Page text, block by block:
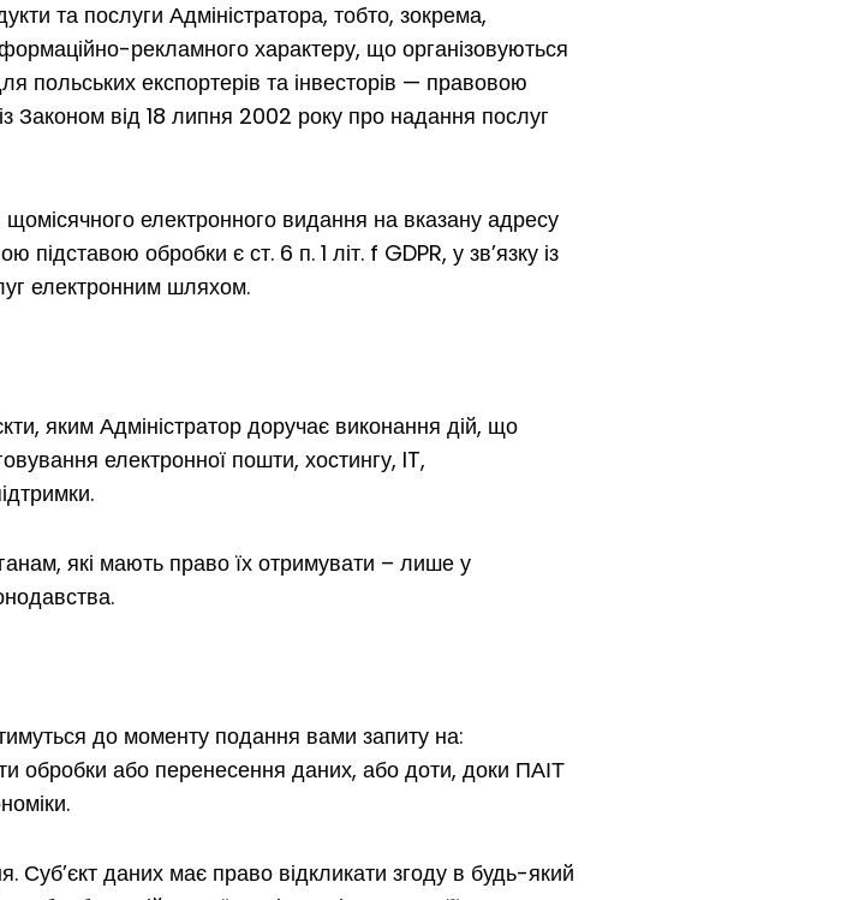
та послуги Адміністратора, тобто, зокрема,
рекламного характеру, що організовуються
польських експортерів та інвесторів — правовою
Законом від 18 липня 2002 року про надання послуг
електронного видання на вказану адресу
обробки є ст. 6 п. 1 літ. f GDPR, у зв’язку із
електронним шляхом.
яким Адміністратор доручає виконання дій, що
електронної пошти, хостингу, IT,
які мають право їх отримувати – лише у
до моменту подання вами запиту на:
обробки або перенесення даних, або доти, доки ПАІТ
Суб’єкт даних має право відкликати згоду в будь-який